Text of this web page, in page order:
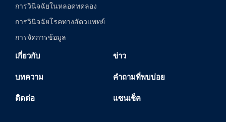
การวินิจฉัยในหลอดทดลอง
การวินิจฉัยโรคทางสัตวแพทย์
การจัดการข้อมูล
เกี่ยวกับ ข่าว
บทความ คำถามที่พบบ่อย
ติดต่อ แซนเช็ค